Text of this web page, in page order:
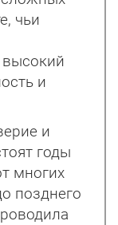
чьи
высокий
и
и
годы
многих
позднего